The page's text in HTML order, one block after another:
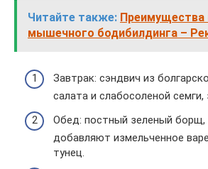
Читайте также: Преимущества
мышечного бодибилдинга –
Завтрак: сэндвич из
салата и слабосоленой семги,
Обед: постный зеленый борщ,
добавляют измельченное
тунец.